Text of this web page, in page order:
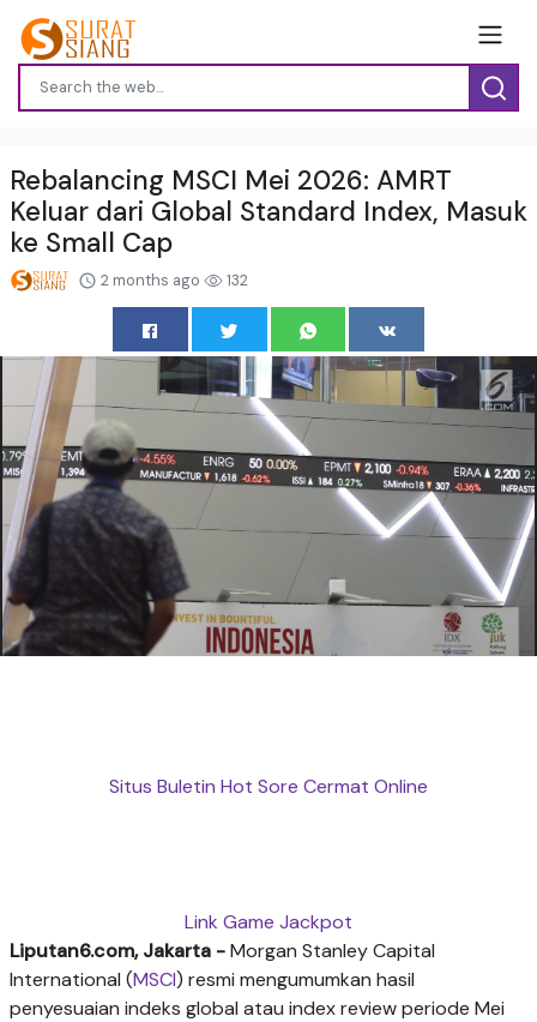
Rebalancing MSCI Mei 2026: AMRT
Keluar dari Global Standard Index, Masuk
ke Small Cap
2 months ago 132
Situs Buletin Hot Sore Cermat Online
Link Game Jackpot
Liputan6.com, Jakarta -Morgan Stanley Capital
International (MSCI) resmi mengumumkan hasil
penyesuaian indeks global atau index review periode Mei